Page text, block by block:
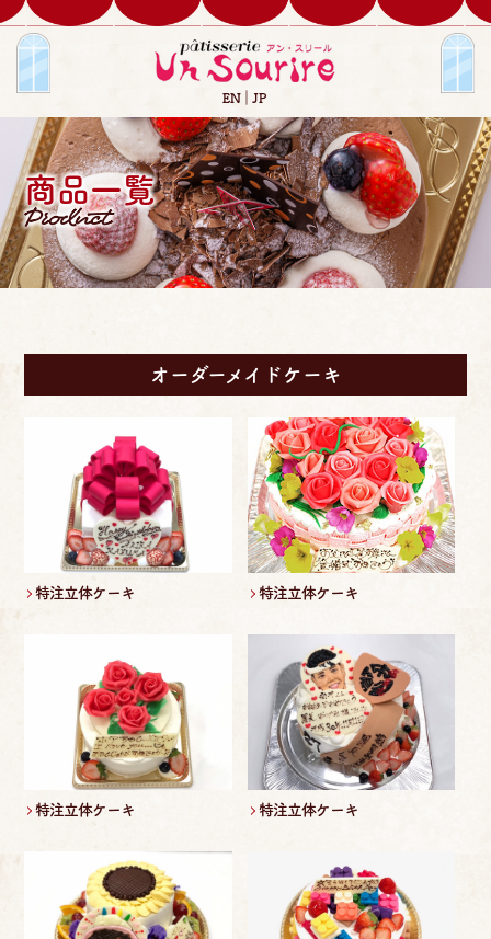
EN JP
商品一覧
Product
オーダーメイドケーキ
特注立体ケーキ 特注立体ケーキ
特注立体ケーキ 特注立体ケーキ